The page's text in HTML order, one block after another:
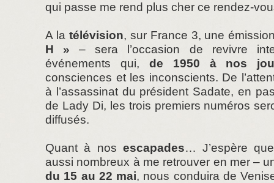
qui passe me rend plus cher ce rendez-
A la télévision, sur France 3, une
H » – sera l’occasion de revivre
événements qui, de 1950 à nos
consciences et les inconscients. De
à l’assassinat du président Sadate, en
de Lady Di, les trois premiers numéros
diffusés.
Quant à nos escapades… J’espère
aussi nombreux à me retrouver en mer –
du 15 au 22 mai, nous conduira de